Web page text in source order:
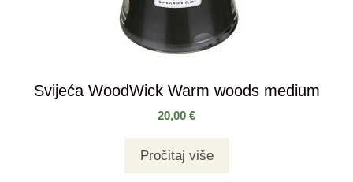
Svijeća WoodWick Warm woods medium
20,00 €
Pročitaj više